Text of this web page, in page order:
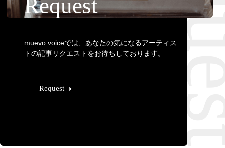
Request
muevo voiceでは、あなたの気になるアーティス
トの記事リクエストをお待ちしております。
Request